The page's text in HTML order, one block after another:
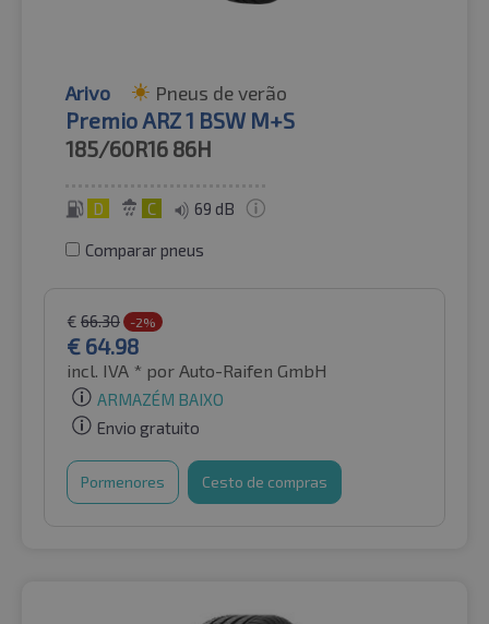
Arivo Pneus de verão
Premio ARZ 1 BSW M+S
185/60R16 86H
D C 69 dB
Comparar pneus
€ 66.30 -2%
€ 64.98
incl. IVA * por Auto-Raifen GmbH
ARMAZÉM BAIXO
Envio gratuito
Pormenores Cesto de compras